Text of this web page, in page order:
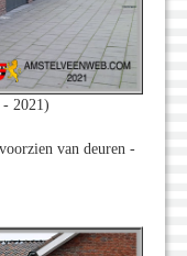
- 2021)
van deuren -